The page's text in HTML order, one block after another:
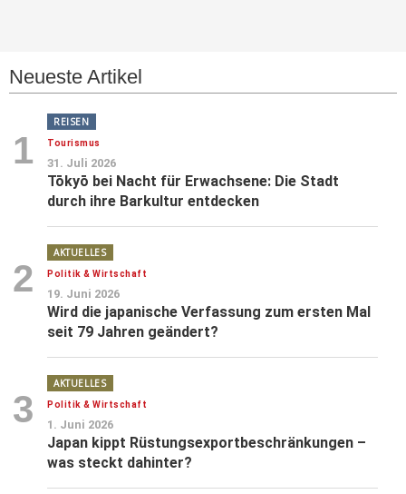
Neueste Artikel
1
REISEN
Tourismus
31. Juli 2026
Tōkyō bei Nacht für Erwachsene: Die Stadt
durch ihre Barkultur entdecken
2
AKTUELLES
Politik & Wirtschaft
19. Juni 2026
Wird die japanische Verfassung zum ersten Mal
seit 79 Jahren geändert?
3
AKTUELLES
Politik & Wirtschaft
1. Juni 2026
Japan kippt Rüstungsexportbeschränkungen –
was steckt dahinter?